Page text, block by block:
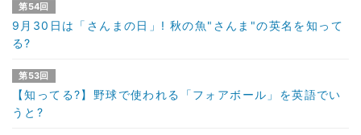
第54回
9月30日は「さんまの日」! 秋の魚"さんま"の英名を知って
る?
第53回
【知ってる?】野球で使われる「フォアボール」を英語でい
うと?